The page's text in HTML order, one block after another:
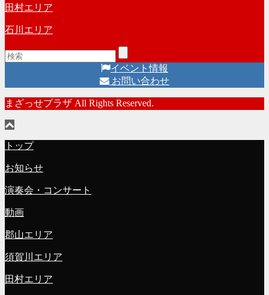
田村エリア
石川エリア
イベント情報
お問い合わせ
まざっせプラザ All Rights Reserved.
トップ
お知らせ
演奏会・コンサート
動画
郡山エリア
須賀川エリア
田村エリア